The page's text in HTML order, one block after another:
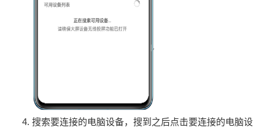
搜索要连接的电脑设备，搜到之后点击要连接的电脑设